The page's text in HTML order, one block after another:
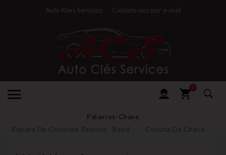
Auto Keys Serviços Contate-nos por e-mail
0
Palavras-Chave
Reparo De Controle Remoto Barril Concha Da Chave